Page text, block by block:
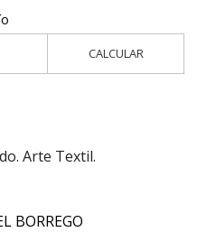
CALCULAR
Arte Textil.
BORREGO